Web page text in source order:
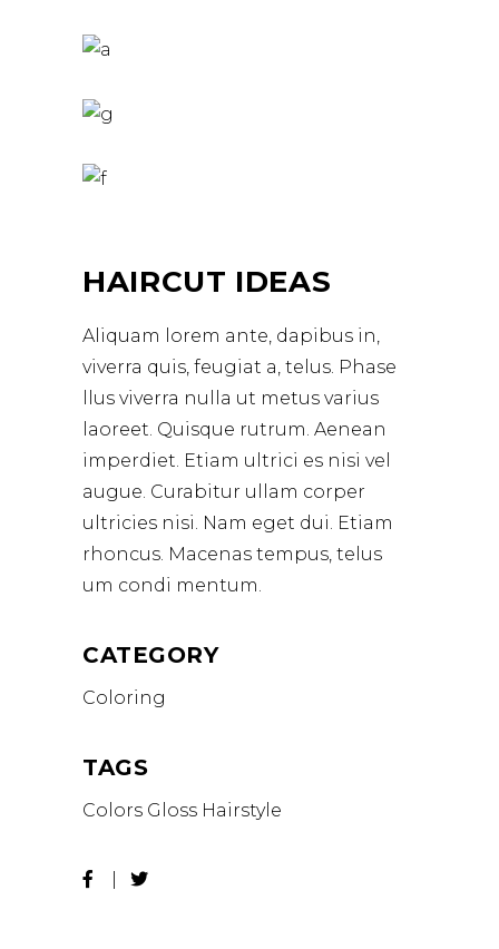
HAIRCUT IDEAS
Aliquam lorem ante, dapibus in,
viverra quis, feugiat a, telus. Phase
llus viverra nulla ut metus varius
laoreet. Quisque rutrum. Aenean
imperdiet. Etiam ultrici es nisi vel
augue. Curabitur ullam corper
ultricies nisi. Nam eget dui. Etiam
rhoncus. Macenas tempus, telus
um condi mentum.
CATEGORY
Coloring
TAGS
Colors Gloss Hairstyle